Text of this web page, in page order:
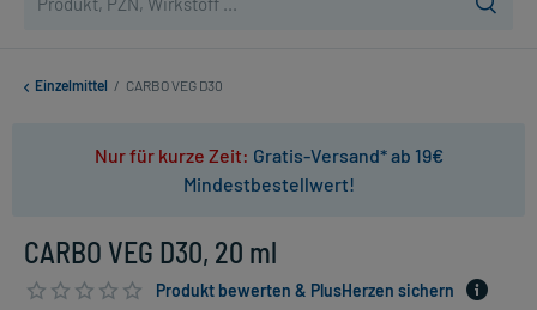
Einzelmittel / CARBO VEG D30
Nur für kurze Zeit: Gratis-Versand* ab 19€
Mindestbestellwert!
CARBO VEG D30, 20 ml
Produkt bewerten & PlusHerzen sichern